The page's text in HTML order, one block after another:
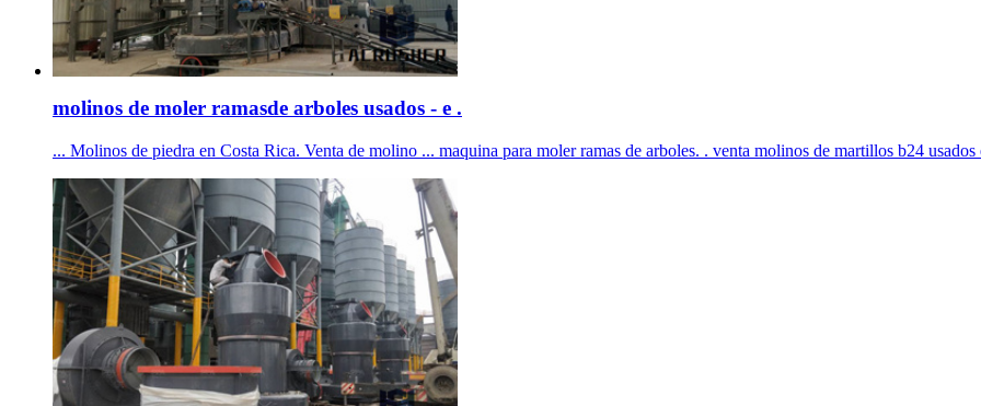
molinos de moler ramasde arboles usados - e .
... Molinos de piedra en Costa Rica. Venta de molino ... maquina para moler ramas de arboles. . venta molinos de martillos b24